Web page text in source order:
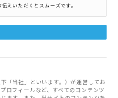
えいただくとスムーズです。
「当社」といいます。）が運営してお
ロフィールなど、すべてのコンテンツ